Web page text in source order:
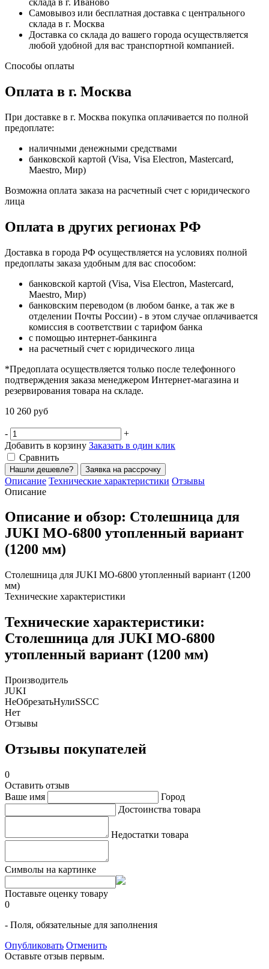
Самовывоз или бесплатная доставка с центрального
склада в г. Москва
Доставка со склада до вашего города осуществляется
любой удобной для вас транспортной компанией.
Способы оплаты
Оплата в г. Москва
При доставке в г. Москва покупка оплачивается по полной
предоплате:
наличными денежными средствами
банковской картой (Visa, Visa Electron, Mastercard,
Maestro, Мир)
Возможна оплата заказа на расчетный счет с юридического
лица
Оплата в других регионах РФ
Доставка в города РФ осуществляется на условиях полной
предоплаты заказа удобным для вас способом:
банковской картой (Visa, Visa Electron, Mastercard,
Maestro, Мир)
банковским переводом (в любом банке, а так же в
отделении Почты России) - в этом случае оплачивается
комиссия в соответствии с тарифом банка
с помощью интернет-банкинга
на расчетный счет с юридического лица
*Предоплата осуществляется только после телефонного
подтверждения заказа менеджером Интернет-магазина и
резервирования товара на складе.
10 260 руб
-
+
Добавить в корзину Заказать в один клик
Сравнить
Нашли дешевле? Заявка на рассрочку
Описание Технические характеристики Отзывы
Описание
Описание и обзор: Столешница для
JUKI MO-6800 утопленный вариант
(1200 мм)
Столешница для JUKI MO-6800 утопленный вариант (1200
мм)
Технические характеристики
Технические характеристики:
Столешница для JUKI MO-6800
утопленный вариант (1200 мм)
Производитель
JUKI
НеОбрезатьНулиSSCC
Нет
Отзывы
Отзывы покупателей
0
Оставить отзыв
Ваше имя
Город
Достоинства товара
Недостатки товара
Символы на картинке
Поставьте оценку товару
0
- Поля, обязательные для заполнения
Опубликовать Отменить
Оставьте отзыв первым.